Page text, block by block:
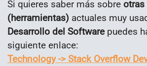
Si quieres saber más sobre
(herramientas) actuales muy
Desarrollo del Softwarepuedes
siguiente enlace:
Technology -> Stack Overflow